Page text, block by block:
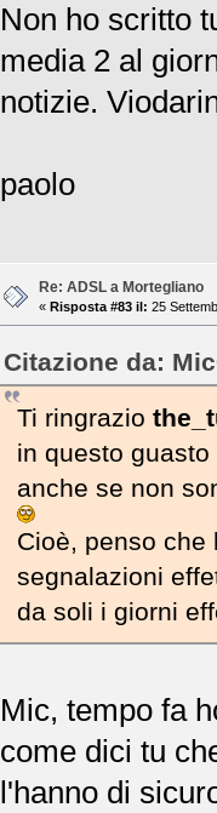
Non ho scritto
media 2 al
notizie.
paolo
Re: ADSL a Mortegliano
« Risposta #83 il: 25
Citazione da:
Ti ringrazio
in questo
anche se non
Cioè, penso che
segnalazioni
da soli i giorni
Mic, tempo fa
come dici tu
l'hanno di